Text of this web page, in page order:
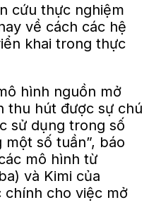
cứu thực nghiệm
về cách các hệ
khai trong thực
hình nguồn mở
thu hút được sự chú
sử dụng trong số
số tuần”, báo
mô hình từ
và Kimi của
chính cho việc mở